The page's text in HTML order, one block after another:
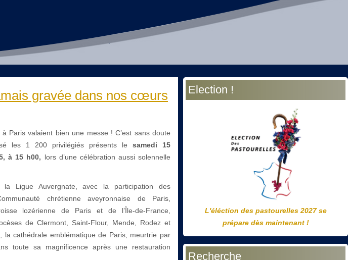
gravée dans nos cœurs
à Paris valaient bien une messe ! C’est sans doute
les 1 200 privilégiés présents le samedi 15
à 15 h00, lors d’une célébration aussi solennelle
la Ligue Auvergnate, avec la participation des
chrétienne aveyronnaise de Paris,
lozérienne de Paris et de l’Île-de-France,
de Clermont, Saint-Flour, Mende, Rodez et
la cathédrale emblématique de Paris, meurtrie par
toute sa magnificence après une restauration
Election !
L'éléction des pastourelles 2027 se
prépare dès maintenant !
Recherche
Année
précédente
Mois
précédent
Année
suivante
Mois
suivant